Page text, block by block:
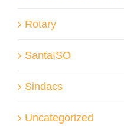
Rotary
SantaISO
Sindacs
Uncategorized